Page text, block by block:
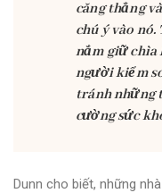
căng thẳng
chú ý vào
nắm giữ chìa
người kiểm
tránh những
cường sức
Dunn cho biết, những